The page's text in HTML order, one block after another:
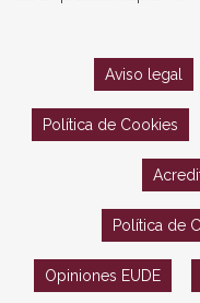
Aviso legal
Política de Cookies
Política de
Opiniones EUDE